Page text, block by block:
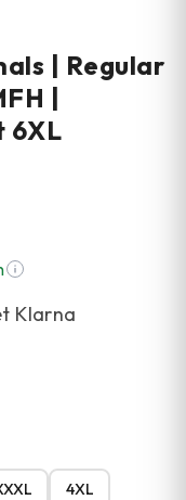
| Regular
|
6XL
Klarna
4XL